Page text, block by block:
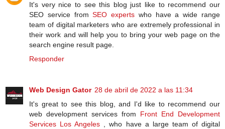
It's very nice to see this blog just like to recommend our
SEO service fromSEO experts who have a wide range
team of digital marketers who are extremely professional in
their work and will help you to bring your web page on the
search engine result page.
Responder
Web Design Gator 28 de abril de 2022 a las 11:34
It's great to see this blog, and I'd like to recommend our
web development services from Front End Development
Services Los Angeles , who have a large team of digital